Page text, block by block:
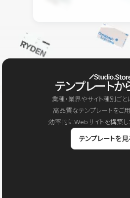
テンプレートか
業種・業界やサイト種別ご
高品質なテンプレートをご用
効率的にWebサイトを構築し
テンプレートを見